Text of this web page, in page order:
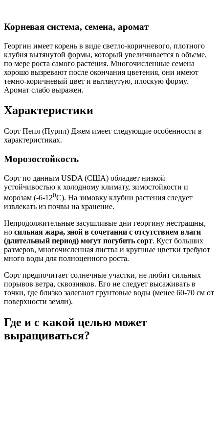
Корневая система, семена, аромат
Георгин имеет корень в виде светло-коричневого, плотного
клубня вытянутой формы, который увеличивается в объеме,
по мере роста самого растения. Многочисленные семена
хорошо вызревают после окончания цветения, они имеют
темно-коричневый цвет и вытянутую, плоскую форму.
Аромат слабо выражен.
Характеристики
Сорт Пепл (Пурпл) Джем имеет следующие особенности в
характеристиках.
Морозостойкость
Сорт по данным USDA (США) обладает низкой
устойчивостью к холодному климату, зимостойкости и
морозам (-6-120С). На зимовку клубни растения следует
извлекать из почвы на хранение.
Непродолжительные засушливые дни георгину нестрашны,
но сильная жара, зной в сочетании с отсутствием влаги
(длительный период) могут погубить сорт. Куст больших
размеров, многочисленная листва и крупные цветки требуют
много воды для полноценного роста.
Сорт предпочитает солнечные участки, не любит сильных
порывов ветра, сквозняков. Его не следует высаживать в
точки, где близко залегают грунтовые воды (менее 60-70 см от
поверхности земли).
Где и с какой целью может
выращиваться?